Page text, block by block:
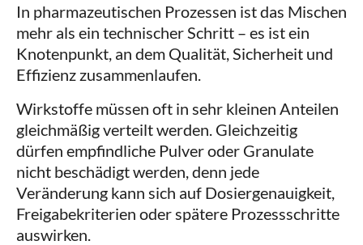
In pharmazeutischen Prozessen ist das Mischen
mehr als ein technischer Schritt – es ist ein
Knotenpunkt, an dem Qualität, Sicherheit und
Effizienz zusammenlaufen.
Wirkstoffe müssen oft in sehr kleinen Anteilen
gleichmäßig verteilt werden. Gleichzeitig
dürfen empfindliche Pulver oder Granulate
nicht beschädigt werden, denn jede
Veränderung kann sich auf Dosiergenauigkeit,
Freigabekriterien oder spätere Prozessschritte
auswirken.